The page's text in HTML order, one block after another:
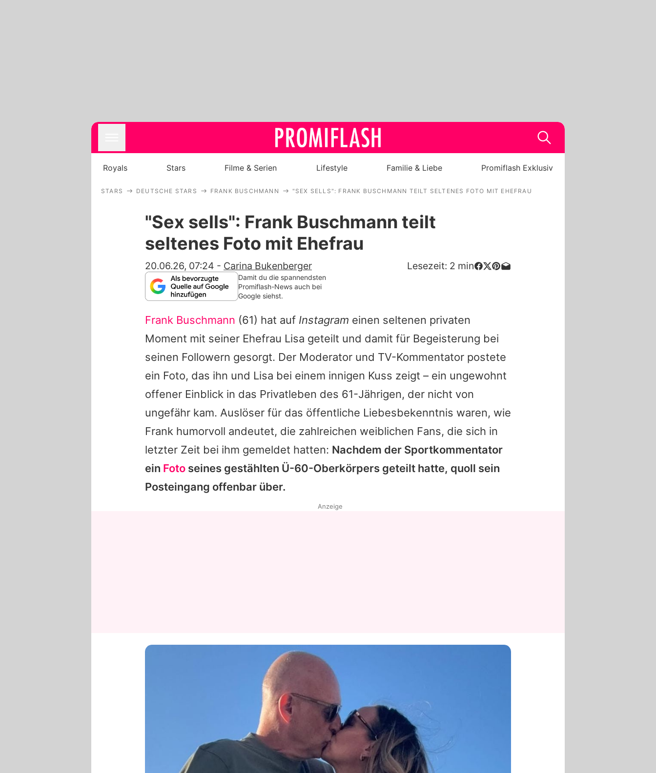
Royals
Filme & Serien
Familie & Liebe
Alle Themen auf Promiflash
App runterladen
Team
Redaktionelle Richtlinien
Impressum
Datenschutzerklärung
Nutzungsbedingungen
Royals Stars Filme & Serien Lifestyle Familie & Liebe Promiflash Exklusiv
STARS DEUTSCHE STARS FRANK BUSCHMANN "SEX SELLS": FRANK BUSCHMANN TEILT SELTENES FOTO MIT EHEFRAU
"Sex sells": Frank Buschmann teilt
seltenes Foto mit Ehefrau
20.06.26, 07:24 - Carina Bukenberger Lesezeit: 2 min
Damit du die spannendsten
Promiflash-News auch bei
Google siehst.
Frank Buschmann (61) hat auf Instagram einen seltenen privaten
Moment mit seiner Ehefrau Lisa geteilt und damit für Begeisterung bei
seinen Followern gesorgt. Der Moderator und TV-Kommentator postete
ein Foto, das ihn und Lisa bei einem innigen Kuss zeigt – ein ungewohnt
offener Einblick in das Privatleben des 61-Jährigen, der nicht von
ungefähr kam. Auslöser für das öffentliche Liebesbekenntnis waren, wie
Frank humorvoll andeutet, die zahlreichen weiblichen Fans, die sich in
letzter Zeit bei ihm gemeldet hatten: Nachdem der Sportkommentator
ein Foto seines gestählten Ü-60-Oberkörpers geteilt hatte, quoll sein
Posteingang offenbar über.
Anzeige